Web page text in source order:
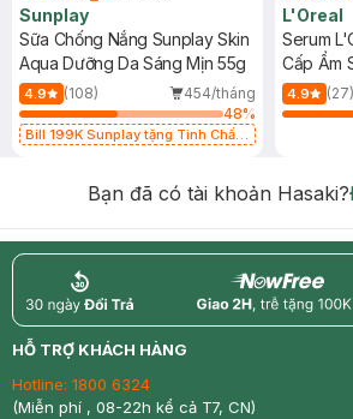
Sunplay
Sữa Chống Nắng Sunplay Skin
Aqua Dưỡng Da Sáng Mịn 55g
4.9 (108)
454/tháng
48%
Bill 199K Sunplay tặng Tinh Chất
L'Oreal
Serum
Cấp Ẩm
4.9 (27)
Bạn đã có tài khoản Hasaki?
return nowfree
HỖ TRỢ KHÁCH HÀNG
Hotline: 1800 6324
(Miễn phí , 08-22h kể cả T7, CN)